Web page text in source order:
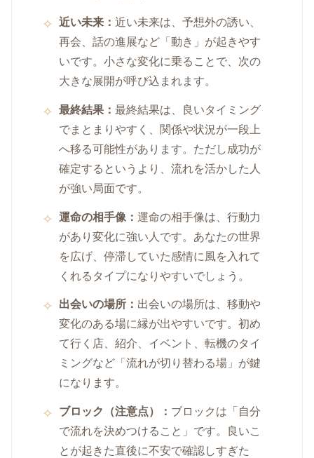
近い未来：近い未来は、予想外の誘い、
再会、話の進展など「動き」が起きやす
いです。小さな変化に乗ることで、次の
大きな展開が呼び込まれます。
最終結果：最終結果は、良いタイミング
でまとまりやすく、関係や状況が一段上
へ移る可能性があります。ただし成功が
確定するというより、流れを活かした人
が強い局面です。
運命の相手像：運命の相手像は、行動力
があり変化に強い人です。あなたの世界
を広げ、停滞していた感情に風を入れて
くれるタイプになりやすいでしょう。
出会いの場所： 出会いの場所は、移動や
変化のある場に縁が出やすいです。初め
て行く店、紹介、イベント、転機のタイ
ミングなど「流れが切り替わる場」が鍵
になります。
ブロック（注意点）： ブロックは「自分
で流れを決めつけること」です。良いこ
とが起きた直後に不安で確認しすぎた